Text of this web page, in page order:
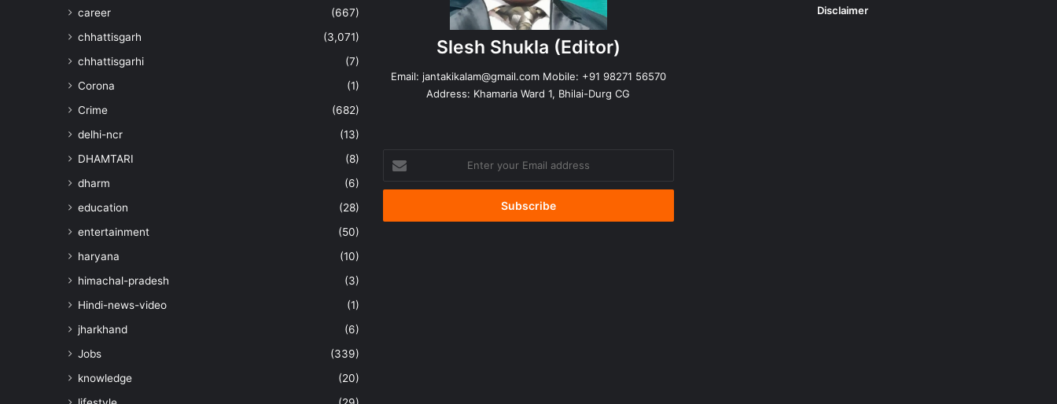
career
(667)
chhattisgarh
(3,071)
chhattisgarhi
(7)
Corona
(1)
Crime
(682)
delhi-ncr
(13)
DHAMTARI
(8)
dharm
(6)
education
(28)
entertainment
(50)
haryana
(10)
himachal-pradesh
(3)
Hindi-news-video
(1)
jharkhand
(6)
Jobs
(339)
knowledge
(20)
Slesh Shukla (Editor)
Email: jantakikalam@gmail.comMobile: +91 98271 56570
Address: Khamaria Ward 1, Bhilai-Durg CG
your
Email
Disclaimer